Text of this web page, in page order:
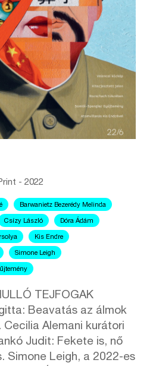
- 2022
Barwanietz Bezerédy Melinda
Csízy László Dóra Ádám
Kis Endre
Simone Leigh
TEJFOGAK
Beavatás az álmok
Cecilia Alemani kurátori
Judit: Fekete is, nő
Simone Leigh, a 2022-es